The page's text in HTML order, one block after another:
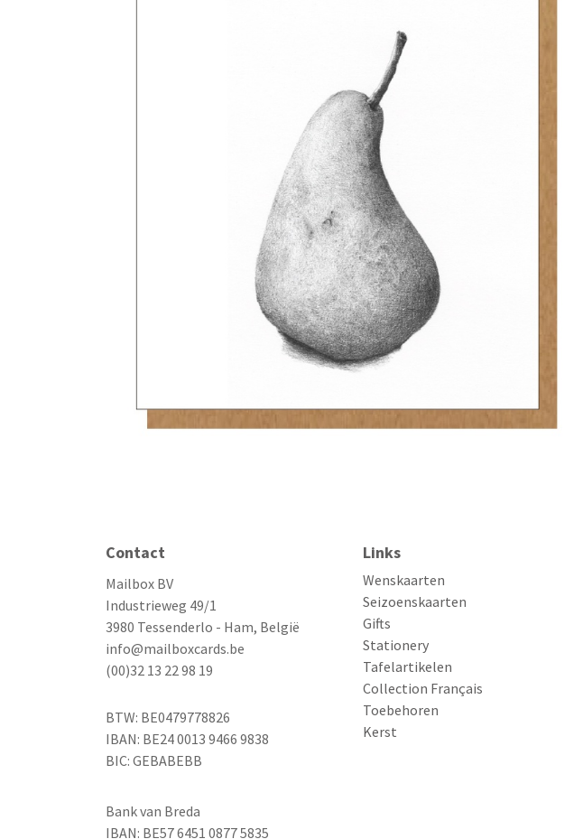
Contact
Mailbox BV
Industrieweg 49/1
3980 Tessenderlo - Ham, België
info@mailboxcards.be
(00)32 13 22 98 19
BTW: BE0479778826
IBAN: BE24 0013 9466 9838
BIC: GEBABEBB
Bank van Breda
IBAN: BE57 6451 0877 5835
Links
Wenskaarten
Seizoenskaarten
Gifts
Stationery
Tafelartikelen
Collection Français
Toebehoren
Kerst